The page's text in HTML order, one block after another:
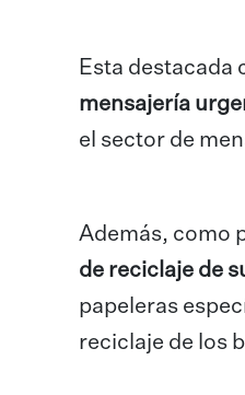
Esta destacada
mensajería
el sector de
Además, como
de reciclaje de
papeleras
reciclaje de los